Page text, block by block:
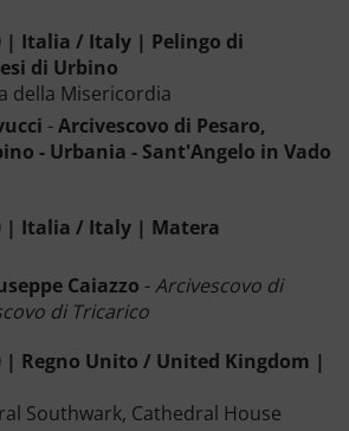
| Italia / Italy | Pelingo di
di Urbino
della Misericordia
-Arcivescovo di Pesaro,
- Urbania - Sant'Angelo in Vado
| Italia / Italy | Matera
Caiazzo -Arcivescovo di
di Tricarico
| Regno Unito / United Kingdom |
Southwark, Cathedral House